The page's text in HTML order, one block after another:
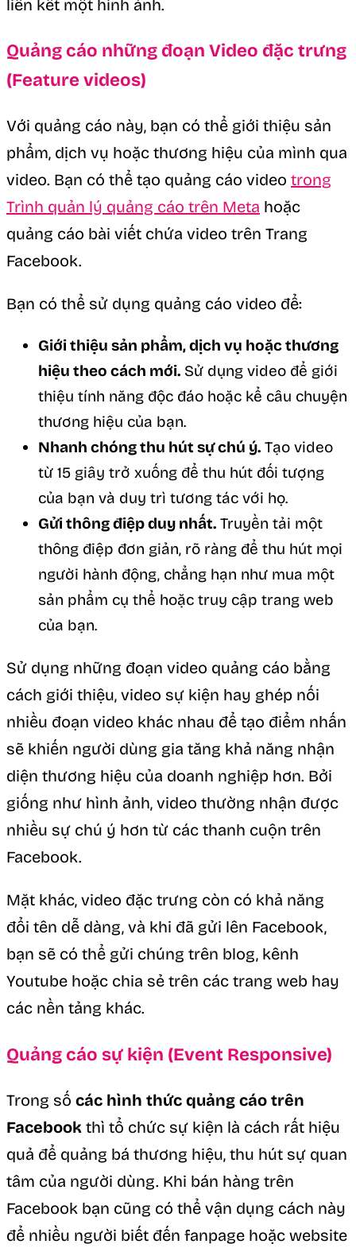
liên kết một hình ảnh.
Quảng cáo những đoạn Video đặc trưng
(Feature videos)
Với quảng cáo này, bạn có thể giới thiệu sản
phẩm, dịch vụ hoặc thương hiệu của mình qua
video. Bạn có thể tạo quảng cáo video trong
Trình quản lý quảng cáo trên Meta hoặc
quảng cáo bài viết chứa video trên Trang
Facebook.
Bạn có thể sử dụng quảng cáo video để:
Giới thiệu sản phẩm, dịch vụ hoặc thương
hiệu theo cách mới. Sử dụng video để giới
thiệu tính năng độc đáo hoặc kể câu chuyện
thương hiệu của bạn.
Nhanh chóng thu hút sự chú ý. Tạo video
từ 15 giây trở xuống để thu hút đối tượng
của bạn và duy trì tương tác với họ.
Gửi thông điệp duy nhất. Truyền tải một
thông điệp đơn giản, rõ ràng để thu hút mọi
người hành động, chẳng hạn như mua một
sản phẩm cụ thể hoặc truy cập trang web
của bạn.
Sử dụng những đoạn video quảng cáo bằng
cách giới thiệu, video sự kiện hay ghép nối
nhiều đoạn video khác nhau để tạo điểm nhấn
sẽ khiến người dùng gia tăng khả năng nhận
diện thương hiệu của doanh nghiệp hơn. Bởi
giống như hình ảnh, video thường nhận được
nhiều sự chú ý hơn từ các thanh cuộn trên
Facebook.
Mặt khác, video đặc trưng còn có khả năng
đổi tên dễ dàng, và khi đã gửi lên Facebook,
bạn sẽ có thể gửi chúng trên blog, kênh
Youtube hoặc chia sẻ trên các trang web hay
các nền tảng khác.
Quảng cáo sự kiện (Event Responsive)
Trong số các hình thức quảng cáo trên
Facebook thì tổ chức sự kiện là cách rất hiệu
quả để quảng bá thương hiệu, thu hút sự quan
tâm của người dùng. Khi bán hàng trên
Facebook bạn cũng có thể vận dụng cách này
để nhiều người biết đến fanpage hoặc website